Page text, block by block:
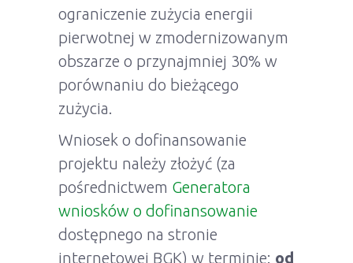
ograniczenie zużycia energii
pierwotnej w zmodernizowanym
obszarze o przynajmniej 30% w
porównaniu do bieżącego
zużycia.
Wniosek o dofinansowanie
projektu należy złożyć (za
pośrednictwem Generatora
wniosków o dofinansowanie
dostępnego na stronie
internetowej BGK) w terminie: od